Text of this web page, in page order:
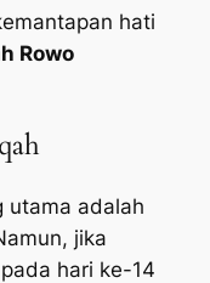
hati
Rowo
utama adalah
jika
hari ke-14